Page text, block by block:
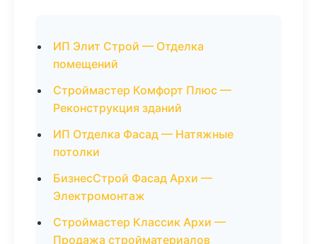
ИП Элит Строй — Отделка
помещений
Строймастер Комфорт Плюс —
Реконструкция зданий
ИП Отделка Фасад — Натяжные
потолки
БизнесСтрой Фасад Архи —
Электромонтаж
Строймастер Классик Архи —
Продажа стройматериалов